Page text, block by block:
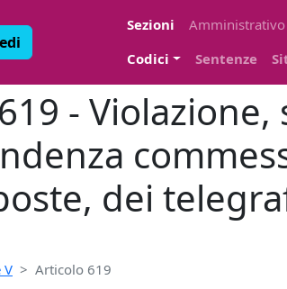
Sezioni
Amministrativo
Codici
Sentenze
-
dei
V Articolo 619